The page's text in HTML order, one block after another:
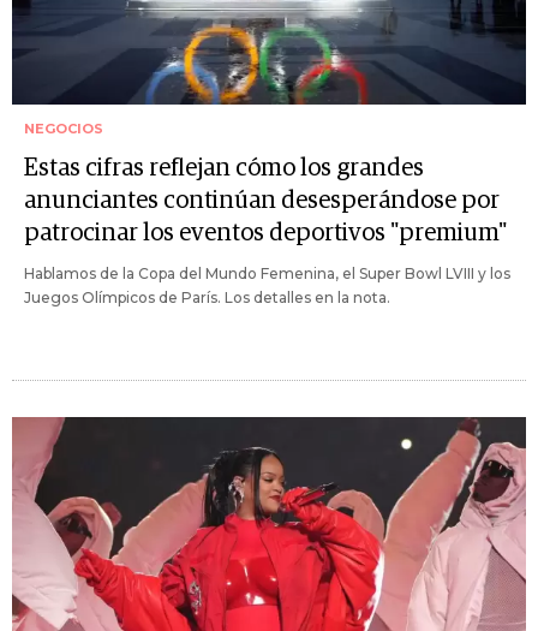
NEGOCIOS
Estas cifras reflejan cómo los grandes
anunciantes continúan desesperándose por
patrocinar los eventos deportivos "premium"
Hablamos de la Copa del Mundo Femenina, el Super Bowl LVIII y los
Juegos Olímpicos de París. Los detalles en la nota.